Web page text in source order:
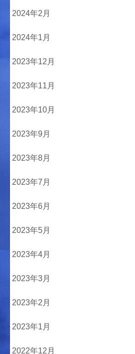
2024年2月
2024年1月
2023年12月
2023年11月
2023年10月
2023年9月
2023年8月
2023年7月
2023年6月
2023年5月
2023年4月
2023年3月
2023年2月
2023年1月
2022年12月